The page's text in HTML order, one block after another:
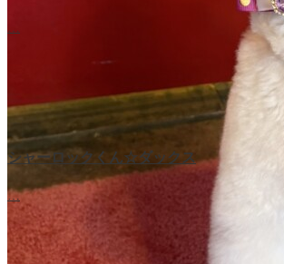
シャーロックくん☆ダックス
…